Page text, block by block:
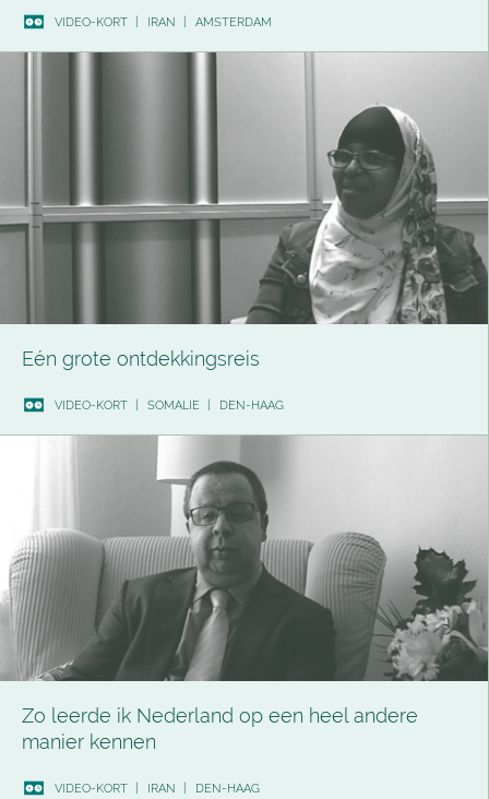
VIDEO-KORT IRAN AMSTERDAM
Eén grote ontdekkingsreis
VIDEO-KORT SOMALIE DEN-HAAG
Zo leerde ik Nederland op een heel andere
manier kennen
VIDEO-KORT IRAN DEN-HAAG